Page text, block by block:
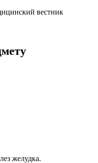
вестник
желудка.